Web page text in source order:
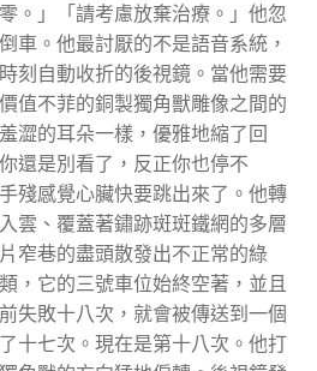
。」「請考慮放棄治療。」他忽
車。他最討厭的不是語音系統，
刻自動收折的後視鏡。當他需要
值不菲的銅製獨角獸雕像之間的
澀的耳朵一樣，優雅地縮了回
還是別看了，反正你也停不
殘感覺心臟快要跳出來了。他轉
雲、覆蓋著鏽跡斑斑鐵網的多層
窄巷的盡頭散發出不正常的綠
，它的三號車位始終空著，並且
失敗十八次，就會被傳送到一個
十七次。現在是第十八次。他打